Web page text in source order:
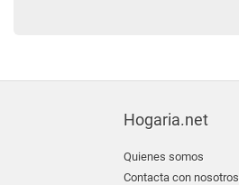
Hogaria.net
Quienes somos
Contacta con nosotros